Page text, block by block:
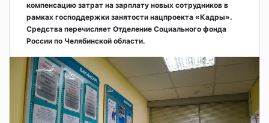
компенсацию затрат на зарплату новых сотрудников в
рамках господдержки занятости нацпроекта «Кадры».
Средства перечисляет Отделение Социального фонда
России по Челябинской области.